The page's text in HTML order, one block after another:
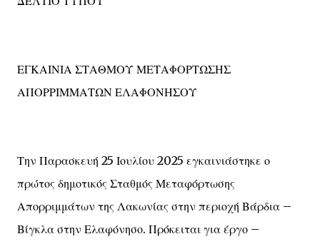
ΕΓΚΑΙΝΙΑ ΣΤΑΘΜΟΥ ΜΕΤΑΦΟΡΤΩΣΗΣ
ΑΠΟΡΡΙΜΜΑΤΩΝ ΕΛΑΦΟΝΗΣΟΥ
Την Παρασκευή 25 Ιουλίου 2025 εγκαινιάστηκε ο
πρώτος δημοτικός Σταθμός Μεταφόρτωσης
Απορριμμάτων της Λακωνίας στην περιοχή Βάρδια –
Βίγκλα στην Ελαφόνησο. Πρόκειται για έργο –